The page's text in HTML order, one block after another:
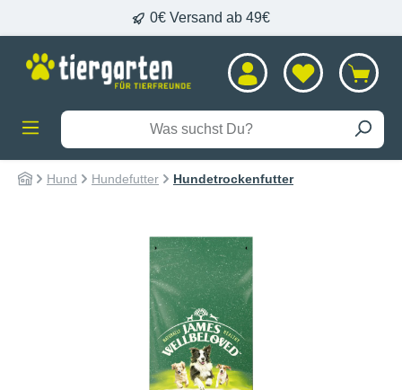
0€ Versand ab 49€
Hund Hundefutter Hundetrockenfutter
Bildergalerie überspringen